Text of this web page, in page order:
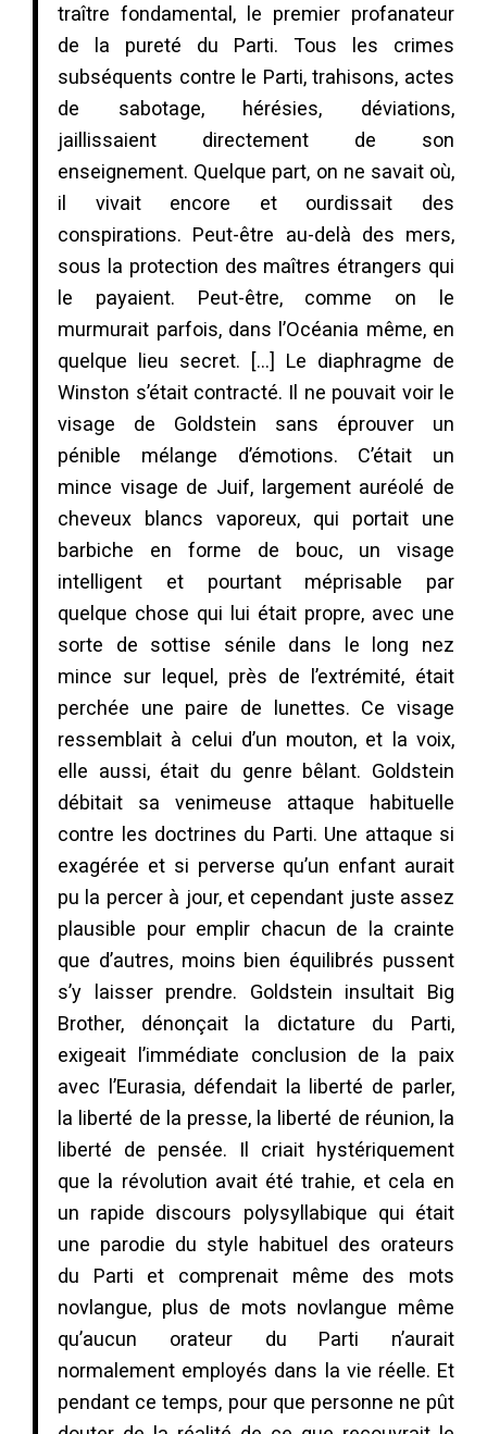
traître fondamental, le premier profanateur
de la pureté du Parti. Tous les crimes
subséquents contre le Parti, trahisons, actes
de sabotage, hérésies, déviations,
jaillissaient directement de son
enseignement. Quelque part, on ne savait où,
il vivait encore et ourdissait des
conspirations. Peut-être au-delà des mers,
sous la protection des maîtres étrangers qui
le payaient. Peut-être, comme on le
murmurait parfois, dans l’Océania même, en
quelque lieu secret. […] Le diaphragme de
Winston s’était contracté. Il ne pouvait voir le
visage de Goldstein sans éprouver un
pénible mélange d’émotions. C’était un
mince visage de Juif, largement auréolé de
cheveux blancs vaporeux, qui portait une
barbiche en forme de bouc, un visage
intelligent et pourtant méprisable par
quelque chose qui lui était propre, avec une
sorte de sottise sénile dans le long nez
mince sur lequel, près de l’extrémité, était
perchée une paire de lunettes. Ce visage
ressemblait à celui d’un mouton, et la voix,
elle aussi, était du genre bêlant. Goldstein
débitait sa venimeuse attaque habituelle
contre les doctrines du Parti. Une attaque si
exagérée et si perverse qu’un enfant aurait
pu la percer à jour, et cependant juste assez
plausible pour emplir chacun de la crainte
que d’autres, moins bien équilibrés pussent
s’y laisser prendre. Goldstein insultait Big
Brother, dénonçait la dictature du Parti,
exigeait l’immédiate conclusion de la paix
avec l’Eurasia, défendait la liberté de parler,
la liberté de la presse, la liberté de réunion, la
liberté de pensée. Il criait hystériquement
que la révolution avait été trahie, et cela en
un rapide discours polysyllabique qui était
une parodie du style habituel des orateurs
du Parti et comprenait même des mots
novlangue, plus de mots novlangue même
qu’aucun orateur du Parti n’aurait
normalement employés dans la vie réelle. Et
pendant ce temps, pour que personne ne pût